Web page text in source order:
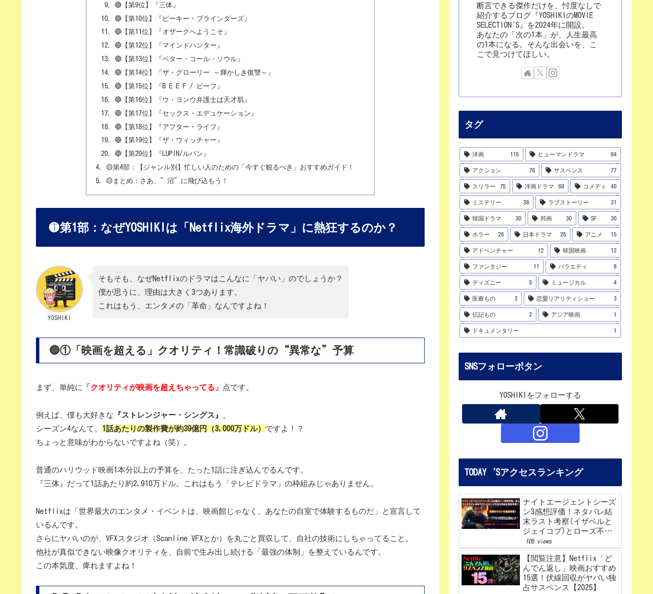
🔵【第9位】『三体』
🔵【第10位】『ピーキー・ブラインダーズ』
🔵【第11位】『オザークへようこそ』
🔵【第12位】『マインドハンター』
🔵【第13位】『ベター・コール・ソウル』
🔵【第14位】『ザ・グローリー ～輝かしき復讐～』
🔵【第15位】『B E E F / ビーフ』
🔵【第16位】『ウ・ヨンウ弁護士は天才肌』
🔵【第17位】『セックス・エデュケーション』
🔵【第18位】『アフター・ライフ』
🔵【第19位】『ザ・ウィッチャー』
🔵【第20位】『LUPIN/ルパン』
🟡第4部：【ジャンル別】忙しい人のための「今すぐ観るべき」おすすめガイド！
🟡まとめ：さあ、”沼”に飛び込もう！
🟡第1部：なぜYOSHIKIは「Netflix海外ドラマ」に熱狂するのか？
YOSHIKI
そもそも、なぜNetflixのドラマはこんなに「ヤバい」のでしょうか？
僕が思うに、理由は大きく3つあります。
これはもう、エンタメの「革命」なんですよね！
🔵①「映画を超える」クオリティ！常識破りの“異常な”予算
まず、単純に 「クオリティが映画を超えちゃってる」 点です。
例えば、僕も大好きな 『ストレンジャー・シングス』
シーズン4なんて、 1話あたりの製作費が約39億円（3,000万ドル） ですよ！？
ちょっと意味がわからないですよね（笑）。
普通のハリウッド映画1本分以上の予算を、たった1話に注ぎ込んでるんです。
『三体』だって1話あたり約2,910万ドル。これはもう「テレビドラマ」の枠組みじゃありません。
Netflixは「世界最大のエンタメ・イベントは、映画館じゃなく、あなたの自室で体験するものだ」と宣言して
いるんです。
さらにヤバいのが、VFXスタジオ（Scanline VFXとか）を丸ごと買収して、自社の技術にしちゃってること。
他社が真似できない映像クオリティを、自前で生み出し続ける「最強の体制」を整えているんです。
この本気度、痺れますよね！
断言できる傑作だけを、忖度なしで
紹介するブログ『YOSHIKIのMOVIE
SELECTION'S』を2024年に開設。
あなたの「次の1本」が、人生最高
の1本になる。そんな出会いを、こ
こで見つけてほしい。
タグ
洋画 115 ヒューマンドラマ 84
アクション 78 サスペンス 77
スリラー 75 洋画ドラマ 69 コメディ 40
ミステリー 38 ラブストーリー 31
韓国ドラマ 30 邦画 30 SF 30
ホラー 26 日本ドラマ 25 アニメ 15
アドベンチャー 12 韓国映画 12
ファンタジー 11 バラエティ 8
ディズニー 5 ミュージカル 4
医療もの 3 恋愛リアリティショー 3
伝記もの 2 アジア映画 1
ドキュメンタリー 1
SNSフォローボタン
YOSHIKIをフォローする
TODAY‘Sアクセスランキング
ナイトエージェントシーズ
ン3感想評価！ネタバレ結
末ラスト考察(イザベルと
ジェイコブ)とローズ不在
の理由を解説‼
105 views
【閲覧注意】Netflix「ど
んでん返し」映画おすすめ
15選！伏線回収がヤバい独
占サスペンス【2025】